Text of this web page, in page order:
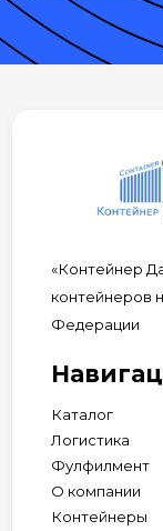
«Контейнер
контейнеров
Федерации
Каталог
Логистика
Фулфилмент
О компании
Контейнеры